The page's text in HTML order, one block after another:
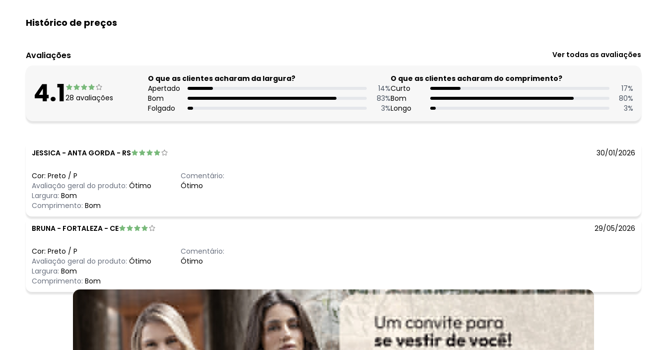
Histórico de preços
agosto/2026
N/D*
maio/2026 R$ 43,99
abril/2026 R$ 43,99
N/D*
fevereiro/2026 N/D*
Avaliações Ver todas as avaliações
4.128 avaliações
O que as clientes acharam da largura?
Apertado
14%
Bom
83%
Folgado
3%
O que as clientes acharam do comprimento?
Curto
17%
Bom
80%
Longo
3%
JESSICA - ANTA GORDA - RS 30/01/2026
Cor: Preto / P
Avaliação geral do produto: Ótimo
Largura: Bom
Comprimento: Bom
Comentário:
Ótimo
BRUNA - FORTALEZA - CE 29/05/2026
Cor: Preto / P
Avaliação geral do produto: Ótimo
Largura: Bom
Comprimento: Bom
Comentário:
Ótimo
Ver todas as avaliações